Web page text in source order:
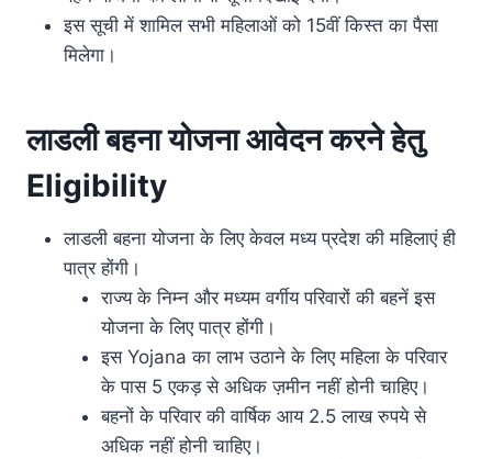
इस सूची में शामिल सभी महिलाओं को 15वीं किस्त का पैसा
मिलेगा।
लाडली बहना योजना आवेदन करने हेतु
Eligibility
लाडली बहना योजना के लिए केवल मध्य प्रदेश की महिलाएं ही
पात्र होंगी।
राज्य के निम्न और मध्यम वर्गीय परिवारों की बहनें इस
योजना के लिए पात्र होंगी।
इस Yojana का लाभ उठाने के लिए महिला के परिवार
के पास 5 एकड़ से अधिक ज़मीन नहीं होनी चाहिए।
बहनों के परिवार की वार्षिक आय 2.5 लाख रुपये से
अधिक नहीं होनी चाहिए।